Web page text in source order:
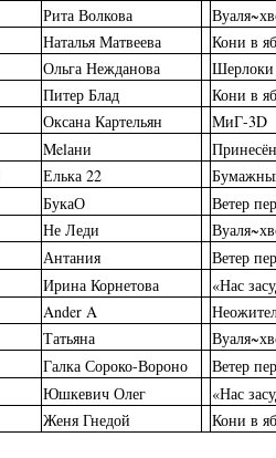
Рита Волкова
Наталья Матвеева
Кони в
Ольга Нежданова
Шерлоки
Питер Блад
Кони в
Оксана Картельян
МиГ-3D
Melани
Елька 22
БукаО
Ветер
Не Леди
Антания
Ветер
Ирина Корнетова
«Нас
Ander A
Татьяна
Галка Сороко-Вороно
Ветер
Юшкевич Олег
«Нас
Женя Гнедой Кони в